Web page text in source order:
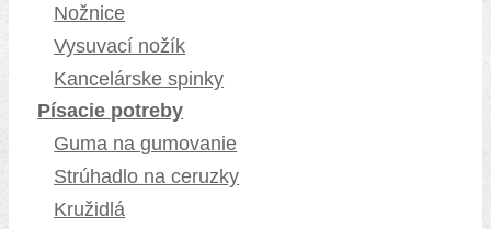
Nožnice
Vysuvací nožík
Kancelárske spinky
Písacie potreby
Guma na gumovanie
Strúhadlo na ceruzky
Kružidlá